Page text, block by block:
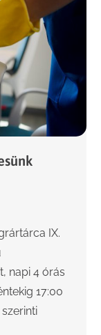
IX.
napi 4 órás
17:00